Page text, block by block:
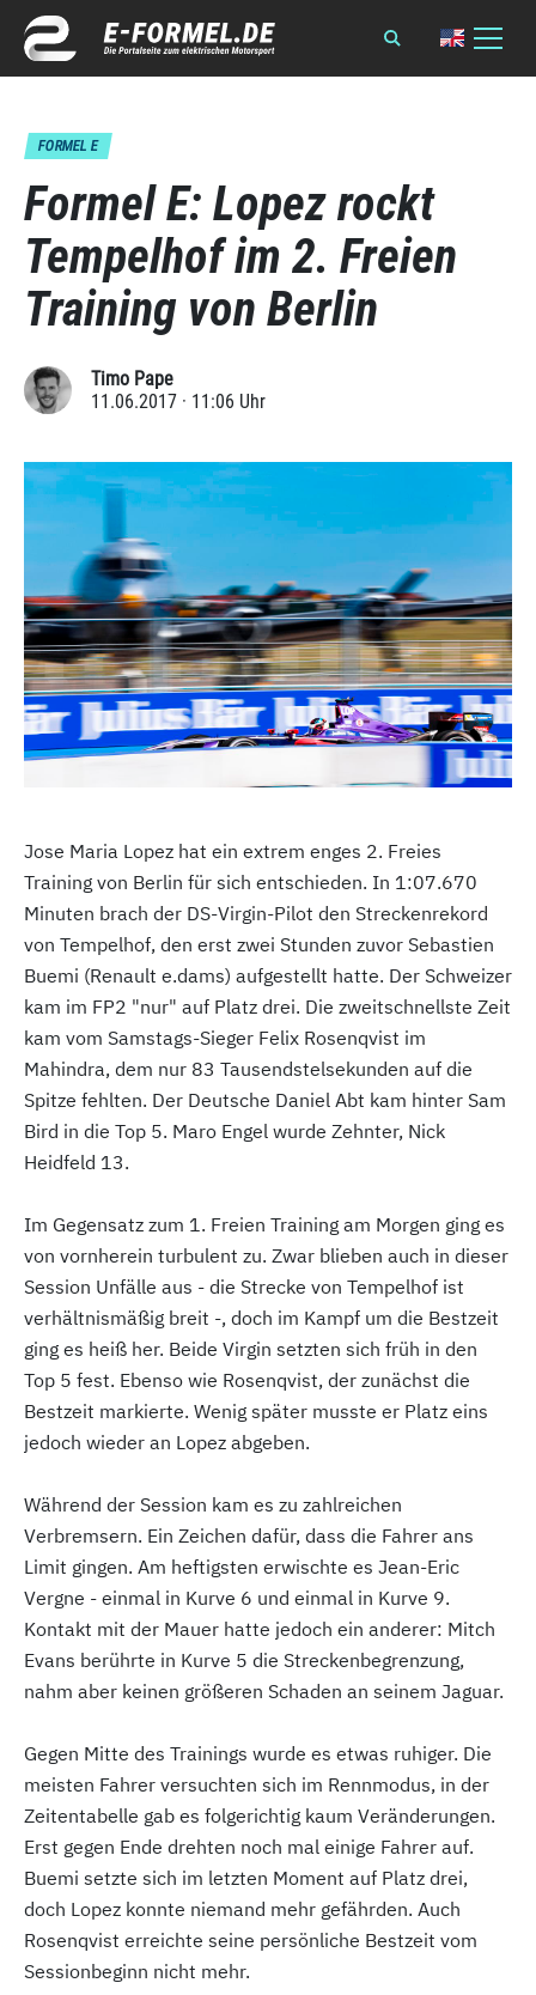
FORMEL E
Formel E: Lopez rockt
Tempelhof im 2. Freien
Training von Berlin
Timo Pape
11.06.2017 · 11:06 Uhr
Jose Maria Lopez hat ein extrem enges 2. Freies
Training von Berlin für sich entschieden. In 1:07.670
Minuten brach der DS-Virgin-Pilot den Streckenrekord
von Tempelhof, den erst zwei Stunden zuvor Sebastien
Buemi (Renault e.dams) aufgestellt hatte. Der Schweizer
kam im FP2 "nur" auf Platz drei. Die zweitschnellste Zeit
kam vom Samstags-Sieger Felix Rosenqvist im
Mahindra, dem nur 83 Tausendstelsekunden auf die
Spitze fehlten. Der Deutsche Daniel Abt kam hinter Sam
Bird in die Top 5. Maro Engel wurde Zehnter, Nick
Heidfeld 13.
Im Gegensatz zum 1. Freien Training am Morgen ging es
von vornherein turbulent zu. Zwar blieben auch in dieser
Session Unfälle aus - die Strecke von Tempelhof ist
verhältnismäßig breit -, doch im Kampf um die Bestzeit
ging es heiß her. Beide Virgin setzten sich früh in den
Top 5 fest. Ebenso wie Rosenqvist, der zunächst die
Bestzeit markierte. Wenig später musste er Platz eins
jedoch wieder an Lopez abgeben.
Während der Session kam es zu zahlreichen
Verbremsern. Ein Zeichen dafür, dass die Fahrer ans
Limit gingen. Am heftigsten erwischte es Jean-Eric
Vergne - einmal in Kurve 6 und einmal in Kurve 9.
Kontakt mit der Mauer hatte jedoch ein anderer: Mitch
Evans berührte in Kurve 5 die Streckenbegrenzung,
nahm aber keinen größeren Schaden an seinem Jaguar.
Gegen Mitte des Trainings wurde es etwas ruhiger. Die
meisten Fahrer versuchten sich im Rennmodus, in der
Zeitentabelle gab es folgerichtig kaum Veränderungen.
Erst gegen Ende drehten noch mal einige Fahrer auf.
Buemi setzte sich im letzten Moment auf Platz drei,
doch Lopez konnte niemand mehr gefährden. Auch
Rosenqvist erreichte seine persönliche Bestzeit vom
Sessionbeginn nicht mehr.